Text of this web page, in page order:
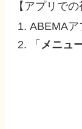
【アプリでの
ABEMAア
「 メニュ